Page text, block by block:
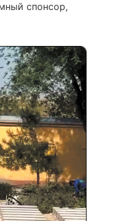
спонсор,